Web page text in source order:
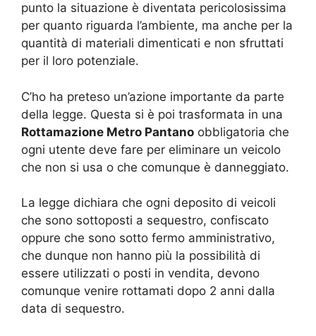
punto la situazione è diventata pericolosissima
per quanto riguarda l’ambiente, ma anche per la
quantità di materiali dimenticati e non sfruttati
per il loro potenziale.
C’ho ha preteso un’azione importante da parte
della legge. Questa si è poi trasformata in una
Rottamazione Metro Pantano obbligatoria che
ogni utente deve fare per eliminare un veicolo
che non si usa o che comunque è danneggiato.
La legge dichiara che ogni deposito di veicoli
che sono sottoposti a sequestro, confiscato
oppure che sono sotto fermo amministrativo,
che dunque non hanno più la possibilità di
essere utilizzati o posti in vendita, devono
comunque venire rottamati dopo 2 anni dalla
data di sequestro.